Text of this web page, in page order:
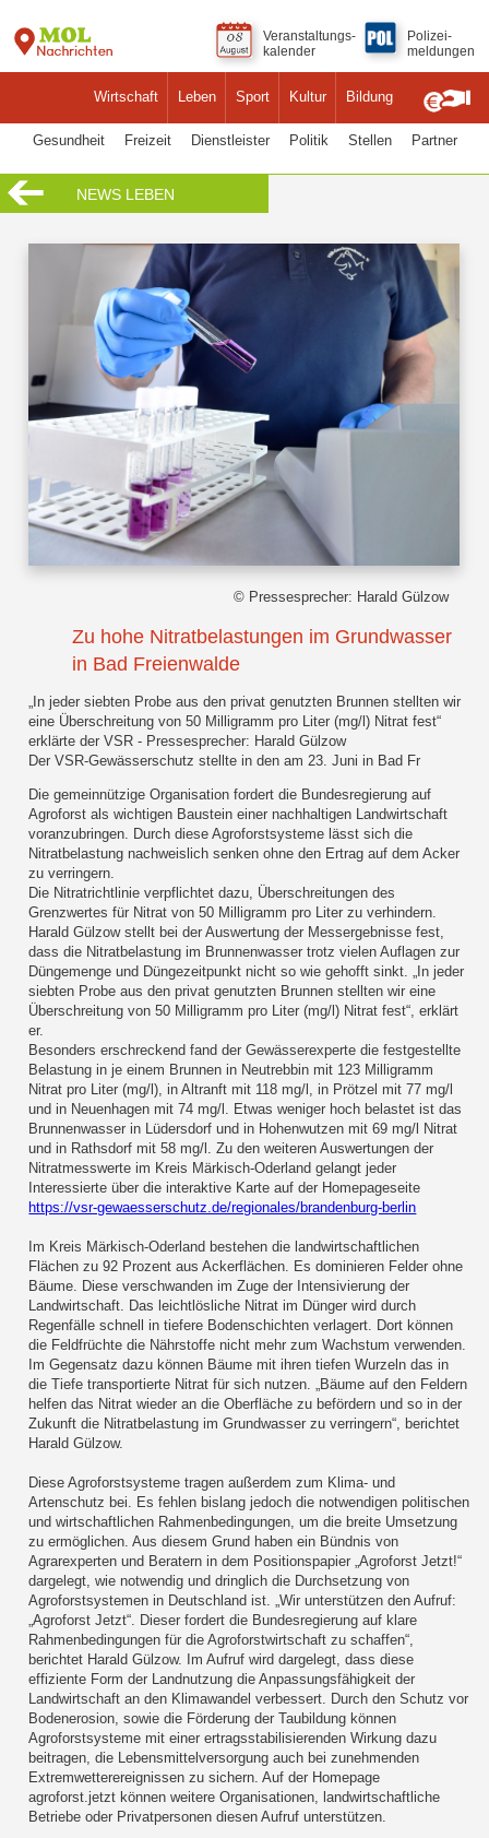
Wirtschaft Leben Sport Kultur Bildung
Veranstaltungs-
kalender
Polizei-
meldungen
Gesundheit Freizeit Dienstleister Politik Stellen Partner
NEWS LEBEN
© Pressesprecher: Harald Gülzow
Zu hohe Nitratbelastungen im Grundwasser
in Bad Freienwalde
„In jeder siebten Probe aus den privat genutzten Brunnen stellten wir
eine Überschreitung von 50 Milligramm pro Liter (mg/l) Nitrat fest“
erklärte der VSR - Pressesprecher: Harald Gülzow
Der VSR-Gewässerschutz stellte in den am 23. Juni in Bad Fr
Die gemeinnützige Organisation fordert die Bundesregierung auf
Agroforst als wichtigen Baustein einer nachhaltigen Landwirtschaft
voranzubringen. Durch diese Agroforstsysteme lässt sich die
Nitratbelastung nachweislich senken ohne den Ertrag auf dem Acker
zu verringern.
Die Nitratrichtlinie verpflichtet dazu, Überschreitungen des
Grenzwertes für Nitrat von 50 Milligramm pro Liter zu verhindern.
Harald Gülzow stellt bei der Auswertung der Messergebnisse fest,
dass die Nitratbelastung im Brunnenwasser trotz vielen Auflagen zur
Düngemenge und Düngezeitpunkt nicht so wie gehofft sinkt. „In jeder
siebten Probe aus den privat genutzten Brunnen stellten wir eine
Überschreitung von 50 Milligramm pro Liter (mg/l) Nitrat fest“, erklärt
er.
Besonders erschreckend fand der Gewässerexperte die festgestellte
Belastung in je einem Brunnen in Neutrebbin mit 123 Milligramm
Nitrat pro Liter (mg/l), in Altranft mit 118 mg/l, in Prötzel mit 77 mg/l
und in Neuenhagen mit 74 mg/l. Etwas weniger hoch belastet ist das
Brunnenwasser in Lüdersdorf und in Hohenwutzen mit 69 mg/l Nitrat
und in Rathsdorf mit 58 mg/l. Zu den weiteren Auswertungen der
Nitratmesswerte im Kreis Märkisch-Oderland gelangt jeder
Interessierte über die interaktive Karte auf der Homepageseite
https://vsr-gewaesserschutz.de/regionales/brandenburg-berlin
Im Kreis Märkisch-Oderland bestehen die landwirtschaftlichen
Flächen zu 92 Prozent aus Ackerflächen. Es dominieren Felder ohne
Bäume. Diese verschwanden im Zuge der Intensivierung der
Landwirtschaft. Das leichtlösliche Nitrat im Dünger wird durch
Regenfälle schnell in tiefere Bodenschichten verlagert. Dort können
die Feldfrüchte die Nährstoffe nicht mehr zum Wachstum verwenden.
Im Gegensatz dazu können Bäume mit ihren tiefen Wurzeln das in
die Tiefe transportierte Nitrat für sich nutzen. „Bäume auf den Feldern
helfen das Nitrat wieder an die Oberfläche zu befördern und so in der
Zukunft die Nitratbelastung im Grundwasser zu verringern“, berichtet
Harald Gülzow.
Diese Agroforstsysteme tragen außerdem zum Klima- und
Artenschutz bei. Es fehlen bislang jedoch die notwendigen politischen
und wirtschaftlichen Rahmenbedingungen, um die breite Umsetzung
zu ermöglichen. Aus diesem Grund haben ein Bündnis von
Agrarexperten und Beratern in dem Positionspapier „Agroforst Jetzt!“
dargelegt, wie notwendig und dringlich die Durchsetzung von
Agroforstsystemen in Deutschland ist. „Wir unterstützen den Aufruf:
„Agroforst Jetzt“. Dieser fordert die Bundesregierung auf klare
Rahmenbedingungen für die Agroforstwirtschaft zu schaffen“,
berichtet Harald Gülzow. Im Aufruf wird dargelegt, dass diese
effiziente Form der Landnutzung die Anpassungsfähigkeit der
Landwirtschaft an den Klimawandel verbessert. Durch den Schutz vor
Bodenerosion, sowie die Förderung der Taubildung können
Agroforstsysteme mit einer ertragsstabilisierenden Wirkung dazu
beitragen, die Lebensmittelversorgung auch bei zunehmenden
Extremwetterereignissen zu sichern. Auf der Homepage
agroforst.jetzt können weitere Organisationen, landwirtschaftliche
Betriebe oder Privatpersonen diesen Aufruf unterstützen.